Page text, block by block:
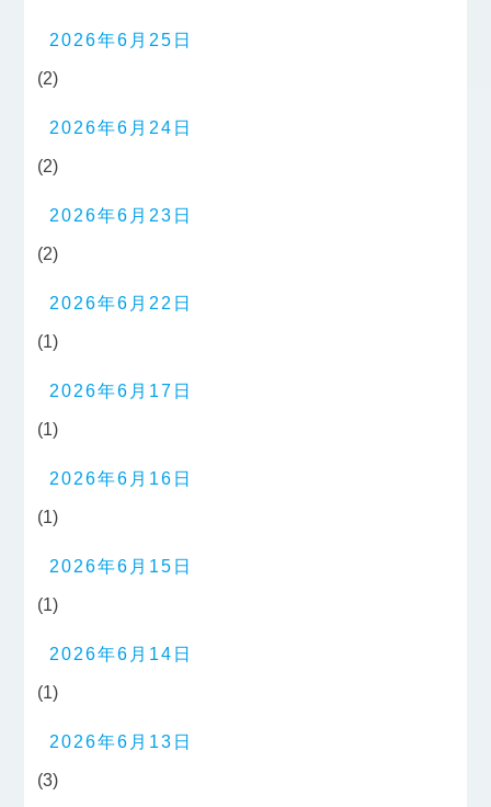
2026年6月25日
(2)
2026年6月24日
(2)
2026年6月23日
(2)
2026年6月22日
(1)
2026年6月17日
(1)
2026年6月16日
(1)
2026年6月15日
(1)
2026年6月14日
(1)
2026年6月13日
(3)